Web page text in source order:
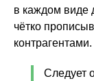
в каждом виде
чётко
контрагентами.
Следует